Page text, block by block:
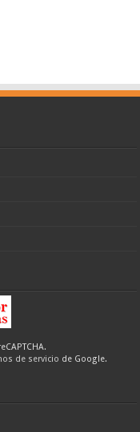
de servicio de Google.